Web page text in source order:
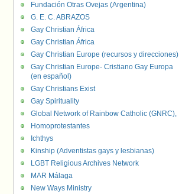
Fundación Otras Ovejas (Argentina)
G. E. C. ABRAZOS
Gay Christian África
Gay Christian África
Gay Christian Europe (recursos y direcciones)
Gay Christian Europe- Cristiano Gay Europa
(en español)
Gay Christians Exist
Gay Spirituality
Global Network of Rainbow Catholic (GNRC),
Homoprotestantes
Ichthys
Kinship (Adventistas gays y lesbianas)
LGBT Religious Archives Network
MAR Málaga
New Ways Ministry